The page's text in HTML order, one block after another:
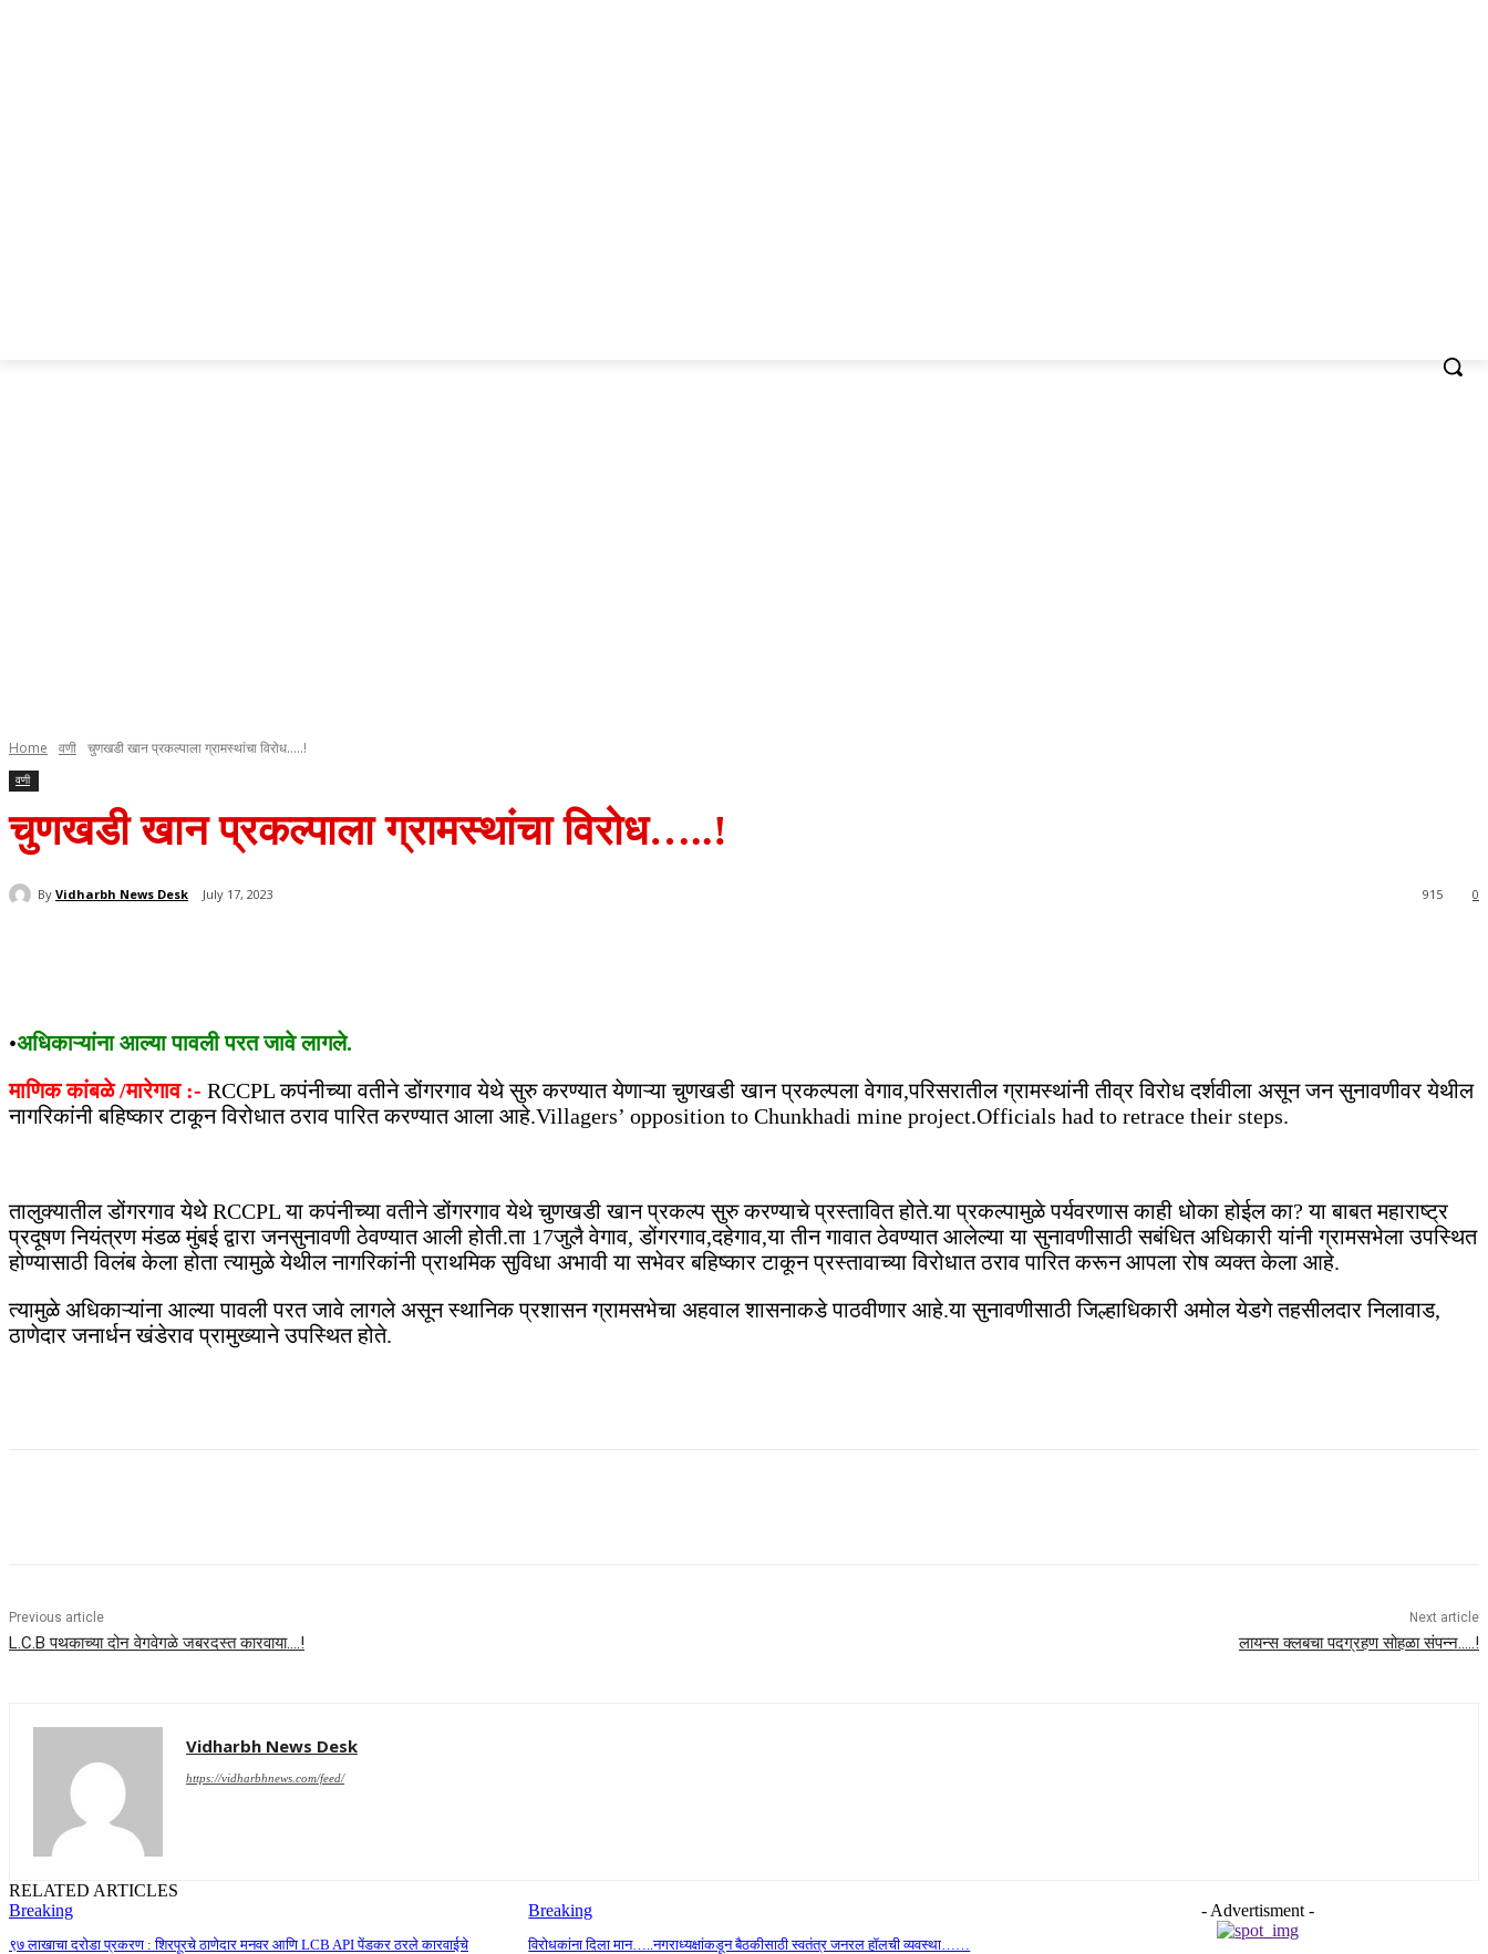
Home वणी चुणखडी खान प्रकल्पाला ग्रामस्थांचा विरोध.....!
वणी
चुणखडी खान प्रकल्पाला ग्रामस्थांचा विरोध…..!
By Vidharbh News Desk July 17, 2023 0
915
•अधिकाऱ्यांना आल्या पावली परत जावे लागले.
माणिक कांबळे /मारेगाव :- RCCPL कपंनीच्या वतीने डोंगरगाव येथे सुरु करण्यात येणाऱ्या चुणखडी खान प्रकल्पला वेगाव,परिसरातील ग्रामस्थांनी तीव्र विरोध दर्शवीला असून जन सुनावणीवर येथील
नागरिकांनी बहिष्कार टाकून विरोधात ठराव पारित करण्यात आला आहे.Villagers’ opposition to Chunkhadi mine project.Officials had to retrace their steps.
तालुक्यातील डोंगरगाव येथे RCCPL या कपंनीच्या वतीने डोंगरगाव येथे चुणखडी खान प्रकल्प सुरु करण्याचे प्रस्तावित होते.या प्रकल्पामुळे पर्यवरणास काही धोका होईल का? या बाबत महाराष्ट्र
प्रदूषण नियंत्रण मंडळ मुंबई द्वारा जनसुनावणी ठेवण्यात आली होती.ता 17जुलै वेगाव, डोंगरगाव,दहेगाव,या तीन गावात ठेवण्यात आलेल्या या सुनावणीसाठी सबंधित अधिकारी यांनी ग्रामसभेला उपस्थित
होण्यासाठी विलंब केला होता त्यामुळे येथील नागरिकांनी प्राथमिक सुविधा अभावी या सभेवर बहिष्कार टाकून प्रस्तावाच्या विरोधात ठराव पारित करून आपला रोष व्यक्त केला आहे.
त्यामुळे अधिकाऱ्यांना आल्या पावली परत जावे लागले असून स्थानिक प्रशासन ग्रामसभेचा अहवाल शासनाकडे पाठवीणार आहे.या सुनावणीसाठी जिल्हाधिकारी अमोल येडगे तहसीलदार निलावाड,
ठाणेदार जनार्धन खंडेराव प्रामुख्याने उपस्थित होते.
Previous article
L.C.B पथकाच्या दोन वेगवेगळे जबरदस्त कारवाया….!
Next article
लायन्स क्लबचा पदग्रहण सोहळा संपन्न…..!
Vidharbh News Desk
https://vidharbhnews.com/feed/
RELATED ARTICLES
Breaking
९७ लाखाचा दरोडा प्रकरण : शिरपूरचे ठाणेदार मनवर आणि LCB API पेंडकर ठरले कारवाईचे
Breaking
विरोधकांना दिला मान…..नगराध्यक्षांकडून बैठकीसाठी स्वतंत्र जनरल हॉलची व्यवस्था……
- Advertisment -